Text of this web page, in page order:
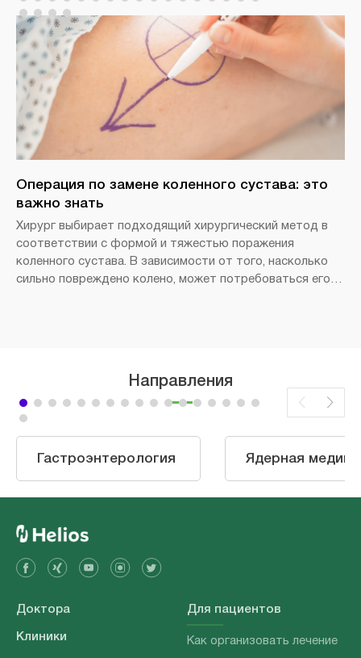
Операция по замене коленного сустава: это
важно знать
Хирург выбирает подходящий хирургический метод в
соответствии с формой и тяжестью поражения
коленного сустава. В зависимости от того, насколько
сильно повреждено колено, может потребоваться его
Направления
Гастроэнтерология Ядерная
Доктора
Клиники
Для пациентов
Как организовать лечение